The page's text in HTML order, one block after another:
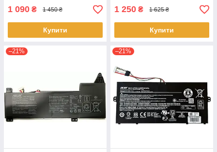
1 090 ₴ 1 450 ₴
Купити
1 250 ₴ 1 625 ₴
Купити
–21% –21%